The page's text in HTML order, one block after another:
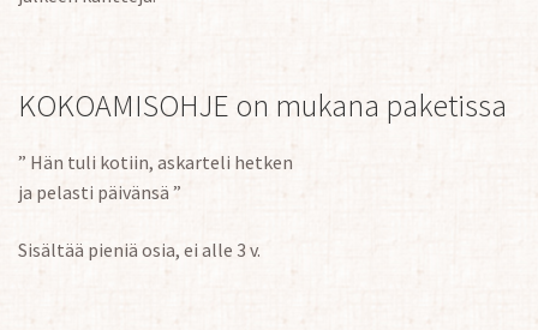
KOKOAMISOHJE on mukana paketissa
” Hän tuli kotiin, askarteli hetken
ja pelasti päivänsä ”
Sisältää pieniä osia, ei alle 3 v.